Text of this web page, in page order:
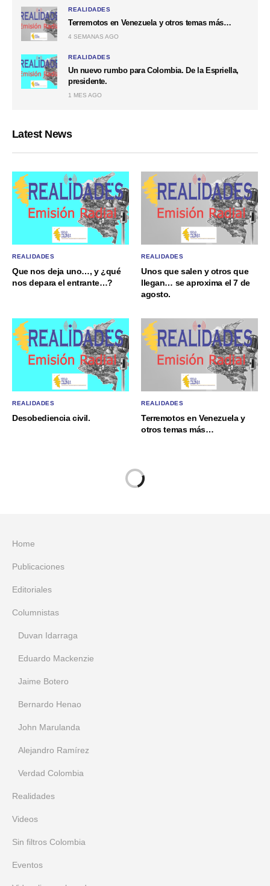
REALIDADES
Terremotos en Venezuela y otros temas más…
4 SEMANAS AGO
REALIDADES
Un nuevo rumbo para Colombia. De la Espriella,
presidente.
1 MES AGO
Latest News
REALIDADES
Que nos deja uno…, y ¿qué
nos depara el entrante…?
REALIDADES
Unos que salen y otros que
llegan… se aproxima el 7 de
agosto.
REALIDADES
Desobediencia civil.
REALIDADES
Terremotos en Venezuela y
otros temas más…
Home
Publicaciones
Editoriales
Columnistas
Duvan Idarraga
Eduardo Mackenzie
Jaime Botero
Bernardo Henao
John Marulanda
Alejandro Ramírez
Verdad Colombia
Realidades
Videos
Sin filtros Colombia
Eventos